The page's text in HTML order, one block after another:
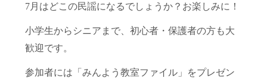
7月はどこの民謡になるでしょうか？お楽しみに！
小学生からシニアまで、初心者・保護者の方も大
歓迎です。
参加者には「みんよう教室ファイル」をプレゼン